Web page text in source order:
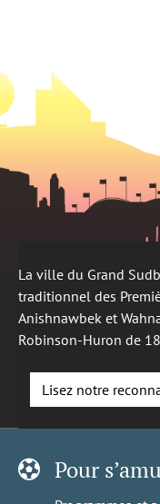
La ville du Grand
traditionnel des
Anishnawbek et
Robinson-Huron de
Lisez notre
Pour